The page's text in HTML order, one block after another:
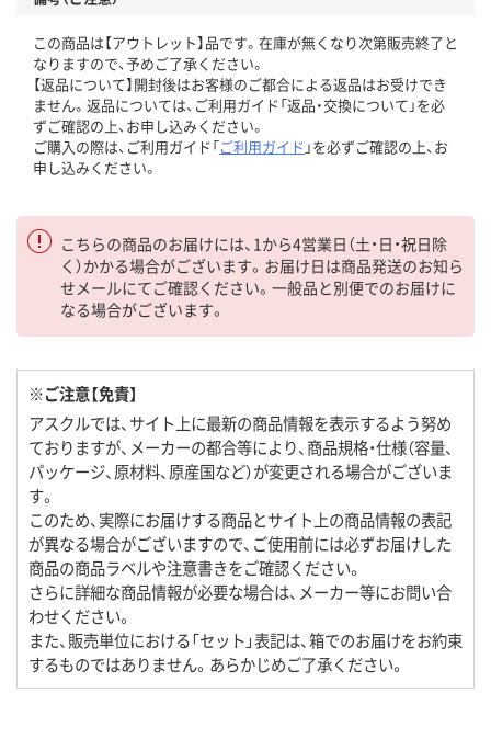
この商品は【アウトレット】品です。在庫が無くなり次第販売終了と
なりますので、予めご了承ください。
【返品について】開封後はお客様のご都合による返品はお受けでき
ません。返品については、ご利用ガイド「返品・交換について」を必
ずご確認の上、お申し込みください。
ご購入の際は、ご利用ガイド「ご利用ガイド 」を必ずご確認の上、お
申し込みください。
こちらの商品のお届けには、1から4営業日（土・日・祝日除
く）かかる場合がございます。お届け日は商品発送のお知ら
せメールにてご確認ください。一般品と別便でのお届けに
なる場合がございます。
※ご注意【免責】
アスクルでは、サイト上に最新の商品情報を表示するよう努め
ておりますが、メーカーの都合等により、商品規格・仕様（容量、
パッケージ、原材料、原産国など）が変更される場合がございま
す。
このため、実際にお届けする商品とサイト上の商品情報の表記
が異なる場合がございますので、ご使用前には必ずお届けした
商品の商品ラベルや注意書きをご確認ください。
さらに詳細な商品情報が必要な場合は、メーカー等にお問い合
わせください。
また、販売単位における「セット」表記は、箱でのお届けをお約束
するものではありません。あらかじめご了承ください。